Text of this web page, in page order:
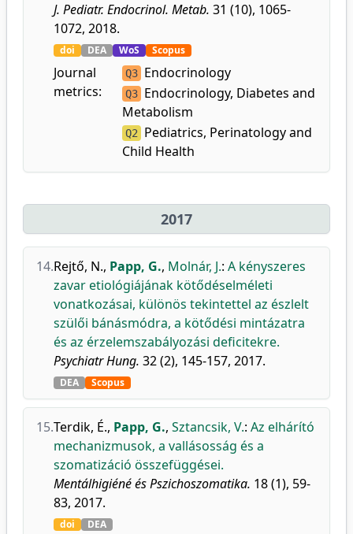
J. Pediatr. Endocrinol. Metab. 31 (10), 1065-
1072, 2018.
doi DEA WoS Scopus
Journal
metrics:
Q3 Endocrinology
Q3 Endocrinology, Diabetes and
Metabolism
Q2 Pediatrics, Perinatology and
Child Health
2017
14.Rejtő, N., Papp, G., Molnár, J.: A kényszeres
zavar etiológiájának kötődéselméleti
vonatkozásai, különös tekintettel az észlelt
szülői bánásmódra, a kötődési mintázatra
és az érzelemszabályozási deficitekre.
Psychiatr Hung. 32 (2), 145-157, 2017.
DEA Scopus
15.Terdik, É., Papp, G., Sztancsik, V.: Az elhárító
mechanizmusok, a vallásosság és a
szomatizáció összefüggései.
Mentálhigiéné és Pszichoszomatika. 18 (1), 59-
83, 2017.
doi DEA